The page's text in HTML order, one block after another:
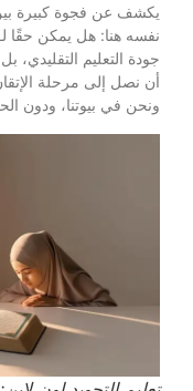
يكشف عن فجوة كبيرة
نفسه هنا: هل يمكن حقًا
جودة التعليم
أن نصل إلى مرحلة
ونحن في بيوتنا، ودون